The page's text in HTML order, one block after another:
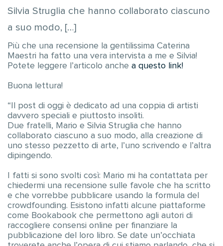
Silvia Struglia che hanno collaborato ciascuno
a suo modo, […]
Più che una recensione la gentilissima Caterina
Maestri ha fatto una vera intervista a me e Silvia!
Potete leggere l’articolo anche a questo link!
Buona lettura!
“Il post di oggi è dedicato ad una coppia di artisti
davvero speciali e piuttosto insoliti.
Due fratelli, Mario e Silvia Struglia che hanno
collaborato ciascuno a suo modo, alla creazione di
uno stesso pezzetto di arte, l’uno scrivendo e l’altra
dipingendo.
I fatti si sono svolti così: Mario mi ha contattata per
chiedermi una recensione sulle favole che ha scritto
e che vorrebbe pubblicare usando la formula del
crowdfounding. Esistono infatti alcune piattaforme
come Bookabook che permettono agli autori di
raccogliere consensi online per finanziare la
pubblicazione del loro libro. Se date un’occhiata